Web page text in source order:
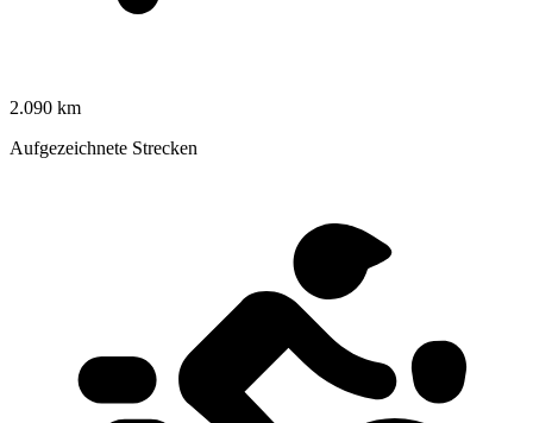
2.090 km
Aufgezeichnete Strecken